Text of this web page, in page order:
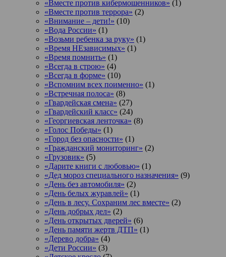
«Вместе против кибермошенников» (1)
«Вместе против террора» (2)
«Внимание – дети!» (10)
«Вода России» (1)
«Возьми ребенка за руку» (1)
«Время НЕзависимых» (1)
«Время помнить» (1)
«Всегда в строю» (4)
«Всегда в форме» (10)
«Вспомним всех поименно» (1)
«Встречная полоса» (8)
«Гвардейская смена» (27)
«Гвардейский класс» (24)
«Георгиевская ленточка» (8)
«Голос Победы» (1)
«Город без опасности» (1)
«Гражданский мониторинг» (2)
«Грузовик» (5)
«Дарите книги с любовью» (1)
«Дед мороз специального назначения» (9)
«День без автомобиля» (2)
«День белых журавлей» (1)
«День в лесу. Сохраним лес вместе» (2)
«День добрых дел» (2)
«День открытых дверей» (6)
«День памяти жертв ДТП» (1)
«Дерево добра» (4)
«Дети России» (3)